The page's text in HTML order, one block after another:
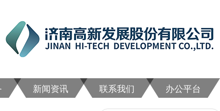
新闻资讯 联系我们 办公平台